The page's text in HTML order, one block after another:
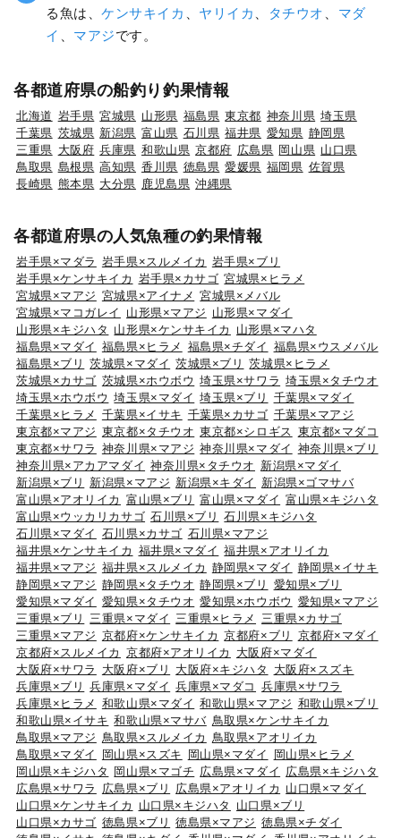
る魚は、ケンサキイカ ヤリイカ タチウオ
マダ
イ
マアジです。
各都道府県の船釣り釣果情報
北海道 岩手県 宮城県 山形県 福島県 東京都 神奈川県 埼玉県
千葉県 茨城県 新潟県 富山県 石川県 福井県 愛知県 静岡県
三重県 大阪府 兵庫県 和歌山県 京都府 広島県 岡山県 山口県
鳥取県 島根県 高知県 香川県 徳島県 愛媛県 福岡県 佐賀県
長崎県 熊本県 大分県 鹿児島県 沖縄県
各都道府県の人気魚種の釣果情報
岩手県×マダラ 岩手県×スルメイカ 岩手県×ブリ
岩手県×ケンサキイカ 岩手県×カサゴ 宮城県×ヒラメ
宮城県×マアジ 宮城県×アイナメ 宮城県×メバル
宮城県×マコガレイ
山形県×マアジ 山形県×マダイ
山形県×キジハタ 山形県×ケンサキイカ
山形県×マハタ
福島県×マダイ 福島県×ヒラメ 福島県×チダイ 福島県×ウスメバル
福島県×ブリ
茨城県×マダイ 茨城県×ブリ
茨城県×ヒラメ
茨城県×カサゴ 茨城県×ホウボウ 埼玉県×サワラ 埼玉県×タチウオ
埼玉県×ホウボウ 埼玉県×マダイ 埼玉県×ブリ
千葉県×マダイ
千葉県×ヒラメ 千葉県×イサキ 千葉県×カサゴ 千葉県×マアジ
東京都×マアジ 東京都×タチウオ 東京都×シロギス 東京都×マダコ
東京都×サワラ 神奈川県×マアジ 神奈川県×マダイ 神奈川県×ブリ
神奈川県×アカアマダイ 神奈川県×タチウオ 新潟県×マダイ
新潟県×ブリ
新潟県×マアジ 新潟県×キダイ
新潟県×ゴマサバ
富山県×アオリイカ 富山県×ブリ 富山県×マダイ 富山県×キジハタ
富山県×ウッカリカサゴ 石川県×ブリ
石川県×キジハタ
石川県×マダイ 石川県×カサゴ 石川県×マアジ
福井県×ケンサキイカ 福井県×マダイ 福井県×アオリイカ
福井県×マアジ 福井県×スルメイカ 静岡県×マダイ 静岡県×イサキ
静岡県×マアジ 静岡県×タチウオ 静岡県×ブリ
愛知県×ブリ
愛知県×マダイ 愛知県×タチウオ 愛知県×ホウボウ 愛知県×マアジ
三重県×ブリ
三重県×マダイ 三重県×ヒラメ
三重県×カサゴ
三重県×マアジ 京都府×ケンサキイカ 京都府×ブリ
京都府×マダイ
京都府×スルメイカ 京都府×アオリイカ
大阪府×マダイ
大阪府×サワラ
大阪府×ブリ 大阪府×キジハタ
大阪府×スズキ
兵庫県×ブリ
兵庫県×マダイ 兵庫県×マダコ
兵庫県×サワラ
兵庫県×ヒラメ 和歌山県×マダイ 和歌山県×マアジ 和歌山県×ブリ
和歌山県×イサキ 和歌山県×マサバ 鳥取県×ケンサキイカ
鳥取県×マアジ 鳥取県×スルメイカ 鳥取県×アオリイカ
鳥取県×マダイ
岡山県×スズキ 岡山県×マダイ
岡山県×ヒラメ
岡山県×キジハタ
岡山県×マゴチ 広島県×マダイ 広島県×キジハタ
広島県×サワラ
広島県×ブリ 広島県×アオリイカ 山口県×マダイ
山口県×ケンサキイカ
山口県×キジハタ
山口県×ブリ
山口県×カサゴ 徳島県×ブリ 徳島県×マアジ 徳島県×チダイ